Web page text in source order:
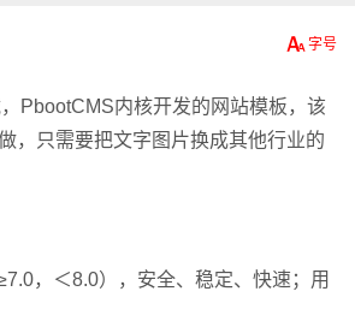
PbootCMS内核开发的网站模板，该
，只需要把文字图片换成其他行业的
，＜8.0），安全、稳定、快速；用